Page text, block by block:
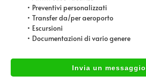
• Preventivi personalizzati
• Transfer da/per aeroporto
• Escursioni
• Documentazioni di vario genere
Invia un messaggio